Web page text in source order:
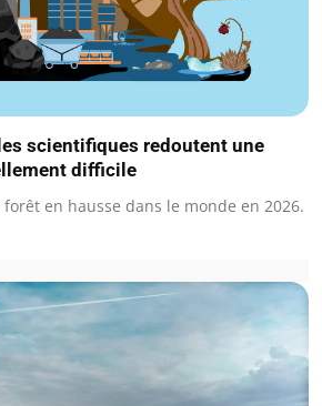
scientifiques redoutent une
difficile
forêt en hausse dans le monde en 2026.